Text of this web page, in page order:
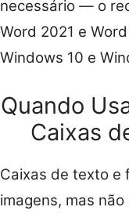
necessário — o
Word 2021 e
Windows 10 e
Quando
Caixas
Caixas de texto e
imagens, mas